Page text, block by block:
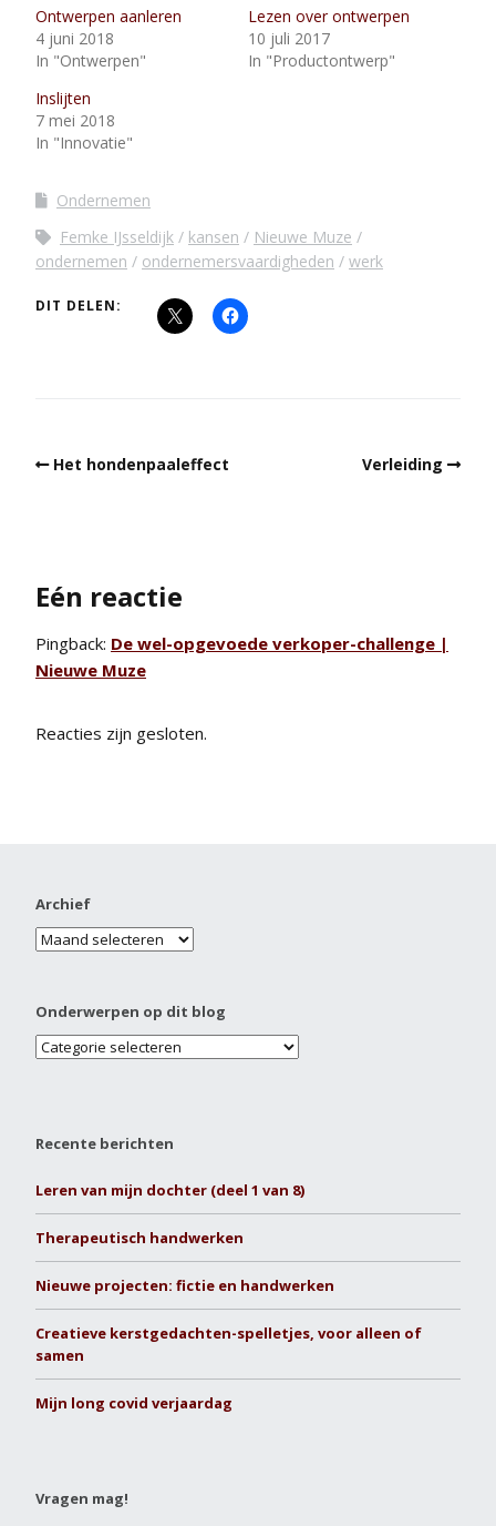
Ontwerpen aanleren
4 juni 2018
In "Ontwerpen"
Lezen over ontwerpen
10 juli 2017
In "Productontwerp"
Inslijten
7 mei 2018
In "Innovatie"
Ondernemen
Femke IJsseldijk
kansen
Nieuwe Muze
ondernemen
ondernemersvaardigheden werk
DIT DELEN:
Het hondenpaaleffect Verleiding
Eén reactie
Pingback: De wel-opgevoede verkoper-challenge |
Nieuwe Muze
Reacties zijn gesloten.
Archief
Onderwerpen op dit blog
Recente berichten
Leren van mijn dochter (deel 1 van 8)
Therapeutisch handwerken
Nieuwe projecten: fictie en handwerken
Creatieve kerstgedachten-spelletjes, voor alleen of
samen
Mijn long covid verjaardag
Vragen mag!